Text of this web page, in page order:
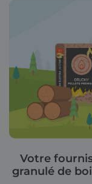
Votre
granulé de